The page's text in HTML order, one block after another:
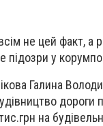
не цей факт, а
підозри у
Галина
на